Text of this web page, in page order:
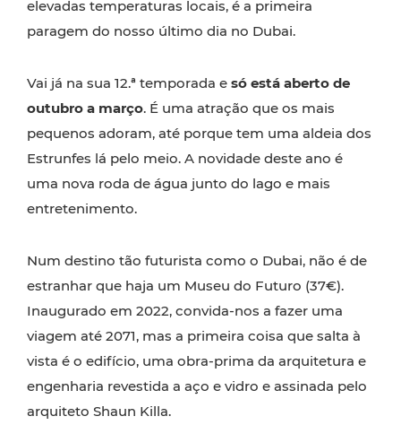
elevadas temperaturas locais, é a primeira
paragem do nosso último dia no Dubai.
Vai já na sua 12.ª temporada e só está aberto de
outubro a março. É uma atração que os mais
pequenos adoram, até porque tem uma aldeia dos
Estrunfes lá pelo meio. A novidade deste ano é
uma nova roda de água junto do lago e mais
entretenimento.
Num destino tão futurista como o Dubai, não é de
estranhar que haja um Museu do Futuro (37€).
Inaugurado em 2022, convida-nos a fazer uma
viagem até 2071, mas a primeira coisa que salta à
vista é o edifício, uma obra-prima da arquitetura e
engenharia revestida a aço e vidro e assinada pelo
arquiteto Shaun Killa.